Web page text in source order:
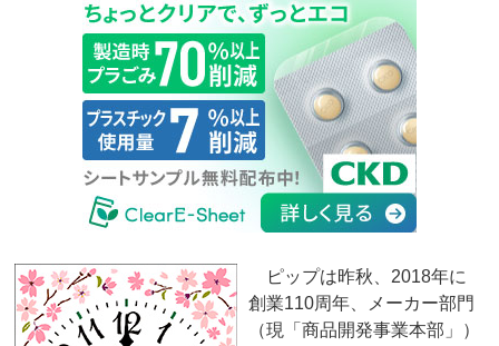
ピップは昨秋、2018年に
創業110周年、メーカー部門
（現「商品開発事業本部」）